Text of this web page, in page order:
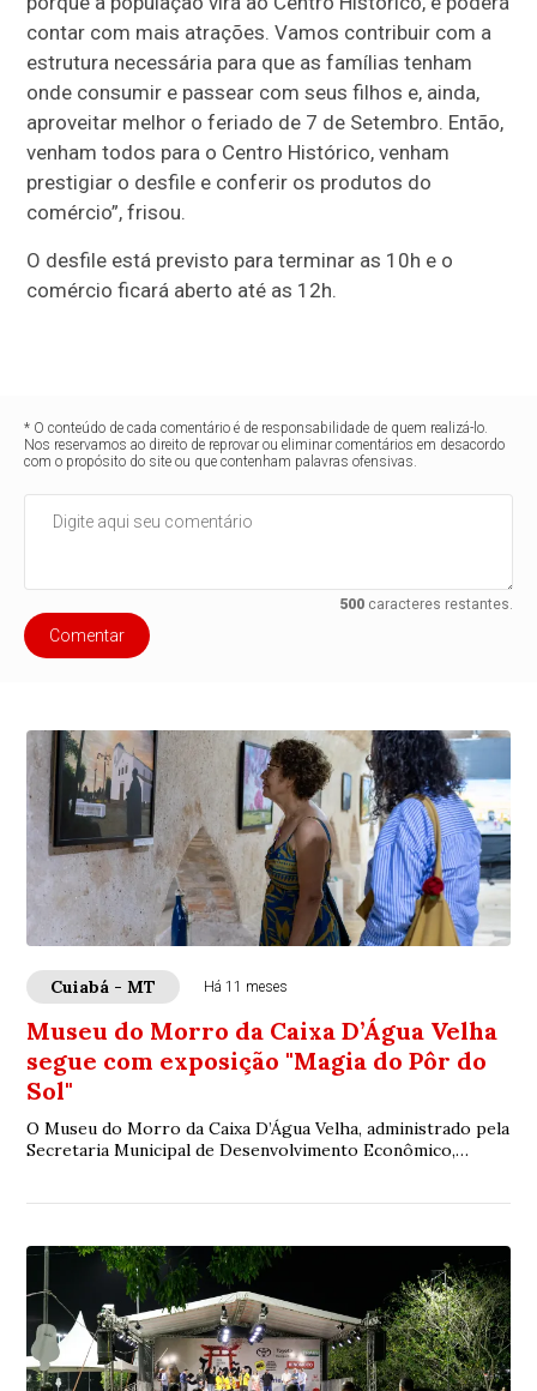
contar com mais atrações. Vamos contribuir com a
estrutura necessária para que as famílias tenham
onde consumir e passear com seus filhos e, ainda,
aproveitar melhor o feriado de 7 de Setembro. Então,
venham todos para o Centro Histórico, venham
prestigiar o desfile e conferir os produtos do
comércio”, frisou.
O desfile está previsto para terminar as 10h e o
comércio ficará aberto até as 12h.
* O conteúdo de cada comentário é de responsabilidade de quem realizá-lo.
Nos reservamos ao direito de reprovar ou eliminar comentários em desacordo
com o propósito do site ou que contenham palavras ofensivas.
500caracteres restantes.
Comentar
Cuiabá - MT Há 11 meses
Museu do Morro da Caixa D’Água Velha
segue com exposição "Magia do Pôr do
Sol"
O Museu do Morro da Caixa D’Água Velha, administrado pela
Secretaria Municipal de Desenvolvimento Econômico,